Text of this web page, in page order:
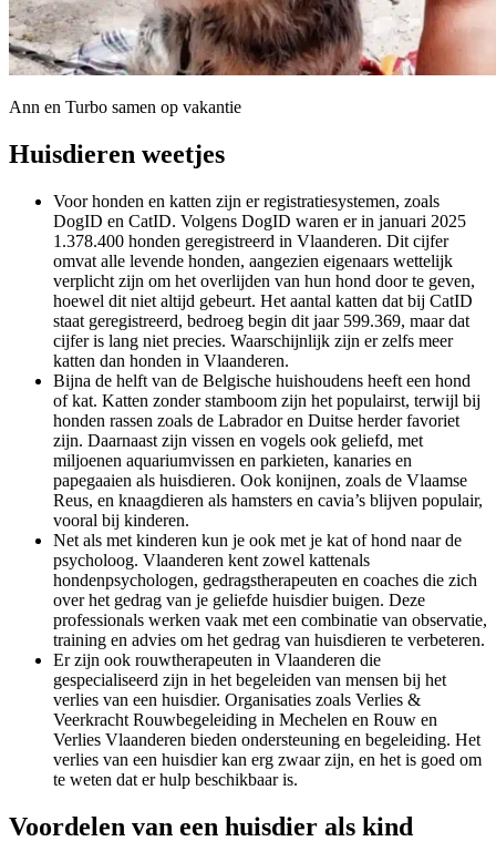
Ann en Turbo samen op vakantie
Huisdieren weetjes
Voor honden en katten zijn er registratiesystemen, zoals
DogID en CatID. Volgens DogID waren er in januari 2025
1.378.400 honden geregistreerd in Vlaanderen. Dit cijfer
omvat alle levende honden, aangezien eigenaars wettelijk
verplicht zijn om het overlijden van hun hond door te geven,
hoewel dit niet altijd gebeurt. Het aantal katten dat bij CatID
staat geregistreerd, bedroeg begin dit jaar 599.369, maar dat
cijfer is lang niet precies. Waarschijnlijk zijn er zelfs meer
katten dan honden in Vlaanderen.
Bijna de helft van de Belgische huishoudens heeft een hond
of kat. Katten zonder stamboom zijn het populairst, terwijl bij
honden rassen zoals de Labrador en Duitse herder favoriet
zijn. Daarnaast zijn vissen en vogels ook geliefd, met
miljoenen aquariumvissen en parkieten, kanaries en
papegaaien als huisdieren. Ook konijnen, zoals de Vlaamse
Reus, en knaagdieren als hamsters en cavia’s blijven populair,
vooral bij kinderen.
Net als met kinderen kun je ook met je kat of hond naar de
psycholoog. Vlaanderen kent zowel kattenals
hondenpsychologen, gedragstherapeuten en coaches die zich
over het gedrag van je geliefde huisdier buigen. Deze
professionals werken vaak met een combinatie van observatie,
training en advies om het gedrag van huisdieren te verbeteren.
Er zijn ook rouwtherapeuten in Vlaanderen die
gespecialiseerd zijn in het begeleiden van mensen bij het
verlies van een huisdier. Organisaties zoals Verlies &
Veerkracht Rouwbegeleiding in Mechelen en Rouw en
Verlies Vlaanderen bieden ondersteuning en begeleiding. Het
verlies van een huisdier kan erg zwaar zijn, en het is goed om
te weten dat er hulp beschikbaar is.
Voordelen van een huisdier als kind